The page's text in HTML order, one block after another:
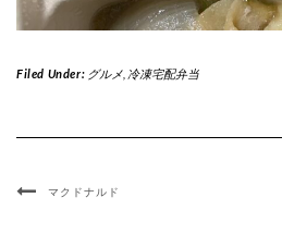
Filed Under: グルメ, 冷凍宅配弁当
マクドナルド